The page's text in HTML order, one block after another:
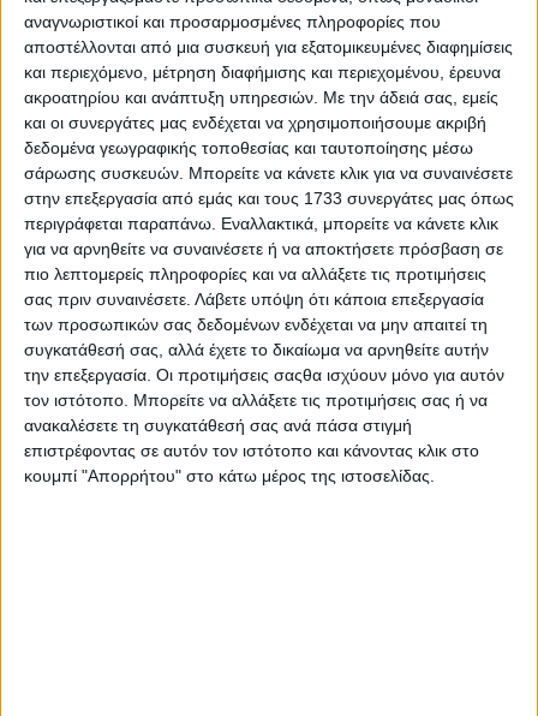
αναγνωριστικοί και προσαρμοσμένες πληροφορίες που
αποστέλλονται από μια συσκευή για εξατομικευμένες διαφημίσεις
και περιεχόμενο, μέτρηση διαφήμισης και περιεχομένου, έρευνα
ακροατηρίου και ανάπτυξη υπηρεσιών. Με την άδειά σας, εμείς
και οι συνεργάτες μας ενδέχεται να χρησιμοποιήσουμε ακριβή
δεδομένα γεωγραφικής τοποθεσίας και ταυτοποίησης μέσω
σάρωσης συσκευών. Μπορείτε να κάνετε κλικ για να συναινέσετε
στην επεξεργασία από εμάς και τους 1733 συνεργάτες μας όπως
περιγράφεται παραπάνω. Εναλλακτικά, μπορείτε να κάνετε κλικ
για να αρνηθείτε να συναινέσετε ή να αποκτήσετε πρόσβαση σε
πιο λεπτομερείς πληροφορίες και να αλλάξετε τις προτιμήσεις
σας πριν συναινέσετε. Λάβετε υπόψη ότι κάποια επεξεργασία
των προσωπικών σας δεδομένων ενδέχεται να μην απαιτεί τη
συγκατάθεσή σας, αλλά έχετε το δικαίωμα να αρνηθείτε αυτήν
την επεξεργασία. Οι προτιμήσεις σαςθα ισχύουν μόνο για αυτόν
τον ιστότοπο. Μπορείτε να αλλάξετε τις προτιμήσεις σας ή να
ανακαλέσετε τη συγκατάθεσή σας ανά πάσα στιγμή
επιστρέφοντας σε αυτόν τον ιστότοπο και κάνοντας κλικ στο
κουμπί "Απορρήτου" στο κάτω μέρος της ιστοσελίδας.
αποθήκης εµπόρου διαπραγµατεύεται στα 320-325 ευρώ ο
τόνος. Για τη δεύτερη ποιότητα µε ειδικό βάρος 78 kg/hl,
υαλώδη 65% και πρωτεΐνη 11-11,5% η τιµή αποθήκης
εµπόρου κυµαίνεται στα 305-310 ευρώ ο τόνος. Κατόπιν
των συνεχιζόµενεων κρατικών αγορών από πλευράς
Τυνησίας και Αλγερίας η ζήτηση έχει κάπως µειωθεί. Εν
τω µεταξύ η Τουρκία ανακοίνωσε πως θα βγει να
πουλήσει κρατικά αποθέµατα σκληρού και όλοι
αναµένουν τα αποτελέσµατα. Αναφορικά µε τιµές η
Τουρκία έχει θέσει υψηλά τον πήχη να δούµε αν όντως οι
αγοραστές θα ακολουθήσουν.
Στο χρηµατιστήριο του Σικάγο, κοντά στα χαµηλά επίπεδα
του Αυγούστου κυµαίνονται οι τιµές µαλακού σίτου.
Βασικός λόγος αποτελεί η ενίσχυση του δολαρίου, το
οποίο καθιστά τα αµερικανικά εµπορεύµατα ακριβά στις
χώρες που εισάγουν. Παράλληλα, η αγορά κινείται και
ανάλογα µε τα νέα στο µετωπο του πολέµου Ουκρανιας -
Ρωσίας. Παρά το φτηνό ευρώ και στη Γαλλία σηµειώνεται
πίεση, µε τις τιµές Μαρτίου να πλησιάζουν τα 220 ευρώ ο
τόνος. Στις τελευταίες συνεδρίασεις καταγράφονται
κάποια σηµάδια ανοδικής αντίδρασης.